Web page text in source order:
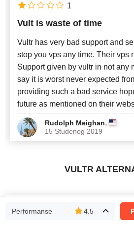
Vult is waste of time
Vultr has very bad support and
stop you vps any time. Their vps
Support given by vultr in not any
say it is worst never expected
providing such a bad service
future as mentioned on their
Rudolph Meighan,
15 Studenog 2019
1
VULTR
Performanse 4.5